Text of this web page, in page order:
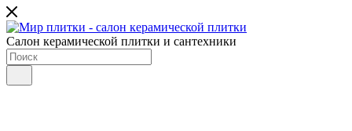
Салон керамической плитки и сантехники